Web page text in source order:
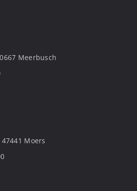
Meerbusch
Moers